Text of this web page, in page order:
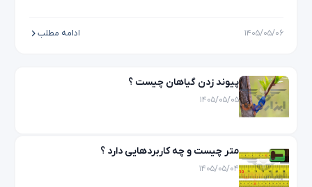
۱۴۰۵/۰۵/۰۶ ادامه مطلب
پیوند زدن گیاهان چیست ؟
۱۴۰۵/۰۵/۰۵
متر چیست و چه کاربردهایی دارد ؟
۱۴۰۵/۰۵/۰۴